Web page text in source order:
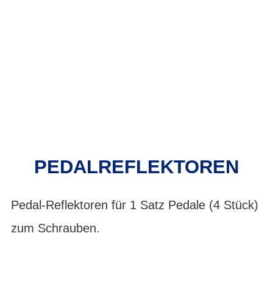
PEDALREFLEKTOREN
Pedal-Reflektoren für 1 Satz Pedale (4 Stück)
zum Schrauben.